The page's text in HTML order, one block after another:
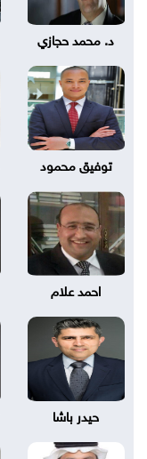
د. محمد حجازي
توفيق محمود
احمد علام
حيدر باشا